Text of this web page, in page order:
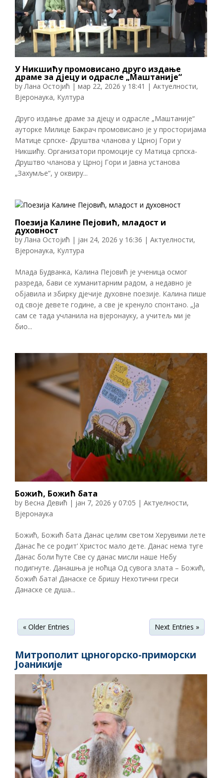
У Никшићу промовисано друго издање
драме за дјецу и одрасле „Маштаније“
byЛана Остојић | мар 22, 2026 у 18:41 | Актуелности,
Вјеронаука, Култура
Друго издање драме за дјецу и одрасле „Маштаније“
ауторке Милице Бакрач промовисано је у просторијама
Матице српске- Друштва чланова у Црној Гори у
Никшићу. Организатори промоције су Матица српска-
Друштво чланова у Црној Гори и Јавна установа
„Захумље“, у оквиру...
Поезија Калине Пејовић, младост и
духовност
byЛана Остојић | јан 24, 2026 у 16:36 | Актуелности,
Вјеронаука, Култура
Млада Будванка, Калина Пејовић је ученица осмог
разреда, бави се хуманитарним радом, а недавно је
објавила и збирку дјечије духовне поезије. Калина пише
од своје девете године, а све је кренуло спонтано. „Ја
сам се тада учланила на вјеронауку, а учитељ ми је
био...
Божић, Божић бата
by Весна Девић | јан 7, 2026 у 07:05 | Актуелности,
Вјеронаука
Божић, Божић бата Данас целим светом Херувими лете
Данас ће се родит’ Христос мало дете. Данас нема туге
Данас боли ћуте Све су данас мисли наше Небу
подигнуте. Данашња је ноћца Од сувога злата – Божић,
божић бата! Данаске се бришу Нехотични греси
Данаске се душа...
« Older Entries Next Entries »
Митрополит црногорско-приморски
Јоаникије